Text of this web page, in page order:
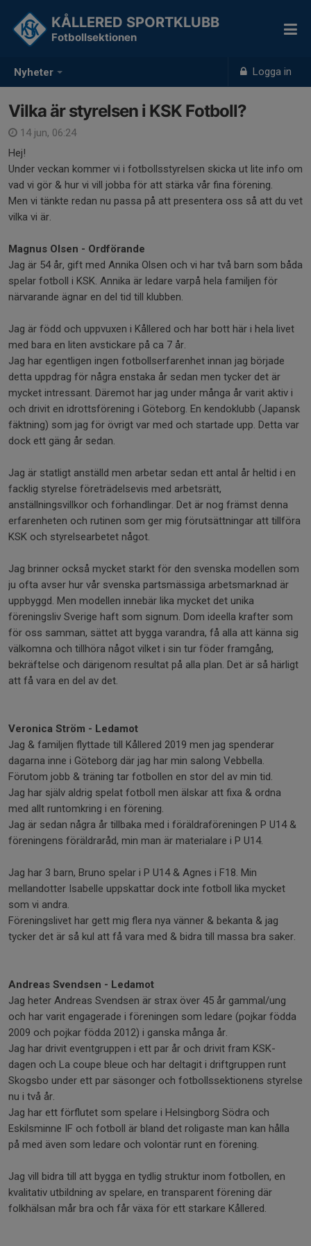
Nyheter Logga in
KÅLLERED SPORTKLUBB
Fotbollsektionen
Vilka är styrelsen i KSK Fotboll?
14 jun, 06:24
Hej!
Under veckan kommer vi i fotbollsstyrelsen skicka ut lite info om
vad vi gör & hur vi vill jobba för att stärka vår fina förening.
Men vi tänkte redan nu passa på att presentera oss så att du vet
vilka vi är.
Magnus Olsen - Ordförande
Jag är 54 år, gift med Annika Olsen och vi har två barn som båda
spelar fotboll i KSK. Annika är ledare varpå hela familjen för
närvarande ägnar en del tid till klubben.
Jag är född och uppvuxen i Kållered och har bott här i hela livet
med bara en liten avstickare på ca 7 år.
Jag har egentligen ingen fotbollserfarenhet innan jag började
detta uppdrag för några enstaka år sedan men tycker det är
mycket intressant. Däremot har jag under många år varit aktiv i
och drivit en idrottsförening i Göteborg. En kendoklubb (Japansk
fäktning) som jag för övrigt var med och startade upp. Detta var
dock ett gäng år sedan.
Jag är statligt anställd men arbetar sedan ett antal år heltid i en
facklig styrelse företrädelsevis med arbetsrätt,
anställningsvillkor och förhandlingar. Det är nog främst denna
erfarenheten och rutinen som ger mig förutsättningar att tillföra
KSK och styrelsearbetet något.
Jag brinner också mycket starkt för den svenska modellen som
ju ofta avser hur vår svenska partsmässiga arbetsmarknad är
uppbyggd. Men modellen innebär lika mycket det unika
föreningsliv Sverige haft som signum. Dom ideella krafter som
för oss samman, sättet att bygga varandra, få alla att känna sig
välkomna och tillhöra något vilket i sin tur föder framgång,
bekräftelse och därigenom resultat på alla plan. Det är så härligt
att få vara en del av det.
Veronica Ström - Ledamot
Jag & familjen flyttade till Kållered 2019 men jag spenderar
dagarna inne i Göteborg där jag har min salong Vebbella.
Förutom jobb & träning tar fotbollen en stor del av min tid.
Jag har själv aldrig spelat fotboll men älskar att fixa & ordna
med allt runtomkring i en förening.
Jag är sedan några år tillbaka med i föräldraföreningen P U14 &
föreningens föräldraråd, min man är materialare i P U14.
Jag har 3 barn, Bruno spelar i P U14 & Agnes i F18. Min
mellandotter Isabelle uppskattar dock inte fotboll lika mycket
som vi andra.
Föreningslivet har gett mig flera nya vänner & bekanta & jag
tycker det är så kul att få vara med & bidra till massa bra saker.
Andreas Svendsen - Ledamot
Jag heter Andreas Svendsen är strax över 45 år gammal/ung
och har varit engagerade i föreningen som ledare (pojkar födda
2009 och pojkar födda 2012) i ganska många år.
Jag har drivit eventgruppen i ett par år och drivit fram KSK-
dagen och La coupe bleue och har deltagit i driftgruppen runt
Skogsbo under ett par säsonger och fotbollssektionens styrelse
nu i två år.
Jag har ett förflutet som spelare i Helsingborg Södra och
Eskilsminne IF och fotboll är bland det roligaste man kan hålla
på med även som ledare och volontär runt en förening.
Jag vill bidra till att bygga en tydlig struktur inom fotbollen, en
kvalitativ utbildning av spelare, en transparent förening där
folkhälsan mår bra och får växa för ett starkare Kållered.